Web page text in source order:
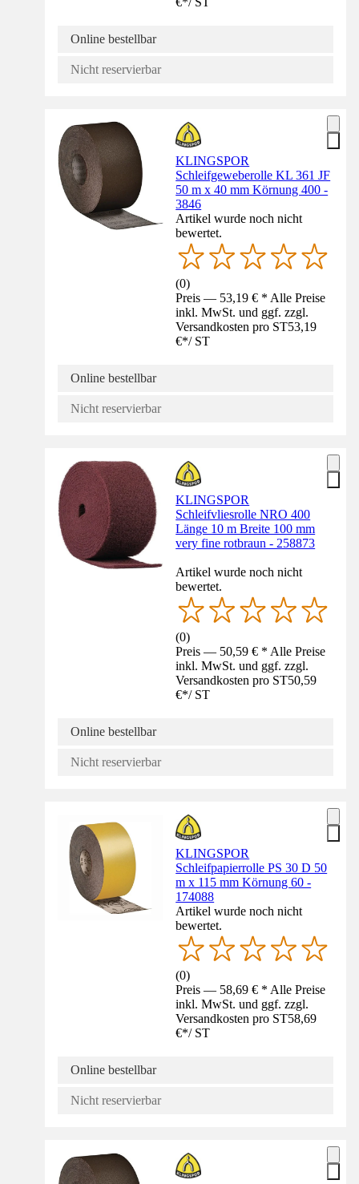
Online bestellbar
Nicht reservierbar
KLINGSPOR
Schleifgeweberolle KL 361 JF
50 m x 40 mm Körnung 400 -
3846
Artikel wurde noch nicht
bewertet.
(0)
Preis — 53,19 € * Alle Preise
inkl. MwSt. und ggf. zzgl.
Versandkosten pro ST53,19
€*/ ST
Online bestellbar
Nicht reservierbar
KLINGSPOR
Schleifvliesrolle NRO 400
Länge 10 m Breite 100 mm
very fine rotbraun - 258873
Artikel wurde noch nicht
bewertet.
(0)
Preis — 50,59 € * Alle Preise
inkl. MwSt. und ggf. zzgl.
Versandkosten pro ST50,59
€*/ ST
Online bestellbar
Nicht reservierbar
KLINGSPOR
Schleifpapierrolle PS 30 D 50
m x 115 mm Körnung 60 -
174088
Artikel wurde noch nicht
bewertet.
(0)
Preis — 58,69 € * Alle Preise
inkl. MwSt. und ggf. zzgl.
Versandkosten pro ST58,69
€*/ ST
Online bestellbar
Nicht reservierbar